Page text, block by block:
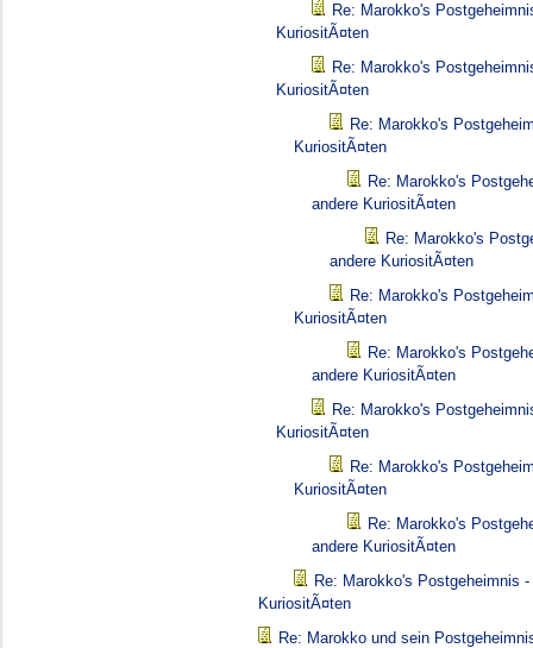
Re: Marokko's
KuriositÃ¤ten
Re: Marokko's
KuriositÃ¤ten
Re: Marokko's
KuriositÃ¤ten
Re: Marokko's
andere KuriositÃ¤ten
Re: Marokko's
andere KuriositÃ¤ten
Re: Marokko's
KuriositÃ¤ten
Re: Marokko's
andere KuriositÃ¤ten
Re: Marokko's
KuriositÃ¤ten
Re: Marokko's
KuriositÃ¤ten
Re: Marokko's
andere KuriositÃ¤ten
Re: Marokko's Postgeheimnis -
KuriositÃ¤ten
Re: Marokko und sein